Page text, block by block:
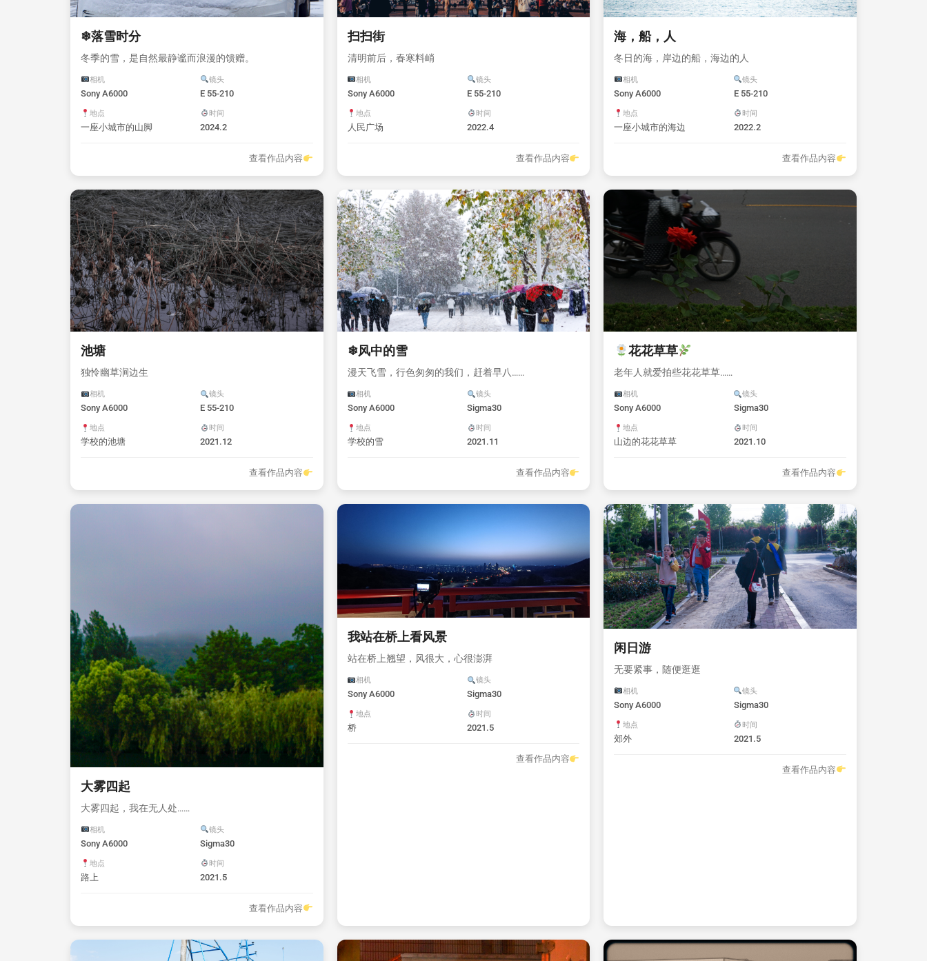
❄落雪时分
冬季的雪，是自然最静谧而浪漫的馈赠。
相机
Sony A6000
镜头
E 55-210
地点
一座小城市的山脚
时间
2024.2
查看作品内容
扫扫街
清明前后，春寒料峭
相机
Sony A6000
镜头
E 55-210
地点
人民广场
时间
2022.4
查看作品内容
海，船，人
冬日的海，岸边的船，海边的人
相机
Sony A6000
镜头
E 55-210
地点
一座小城市的海边
时间
2022.2
查看作品内容
池塘
独怜幽草涧边生
相机
Sony A6000
镜头
E 55-210
地点
学校的池塘
时间
2021.12
查看作品内容
❄风中的雪
漫天飞雪，行色匆匆的我们，赶着早八……
相机
Sony A6000
镜头
Sigma30
地点
学校的雪
时间
2021.11
查看作品内容
花花草草
老年人就爱拍些花花草草……
相机
Sony A6000
镜头
Sigma30
地点
山边的花花草草
时间
2021.10
查看作品内容
大雾四起
大雾四起，我在无人处……
相机
Sony A6000
镜头
Sigma30
地点
路上
时间
2021.5
查看作品内容
我站在桥上看风景
站在桥上翘望，风很大，心很澎湃
相机
Sony A6000
镜头
Sigma30
地点
桥
时间
2021.5
查看作品内容
闲日游
无要紧事，随便逛逛
相机
Sony A6000
镜头
Sigma30
地点
郊外
时间
2021.5
查看作品内容